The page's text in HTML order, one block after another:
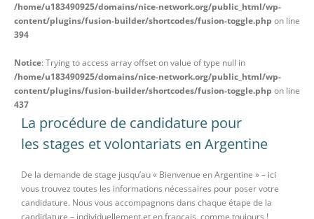
/home/u183490925/domains/nice-network.org/public_html/wp-
content/plugins/fusion-builder/shortcodes/fusion-toggle.php on line
394
Notice: Trying to access array offset on value of type null in
/home/u183490925/domains/nice-network.org/public_html/wp-
content/plugins/fusion-builder/shortcodes/fusion-toggle.php on line
437
La procédure de candidature pour
les stages et volontariats en Argentine
De la demande de stage jusqu’au « Bienvenue en Argentine » – ici
vous trouvez toutes les informations nécessaires pour poser votre
candidature. Nous vous accompagnons dans chaque étape de la